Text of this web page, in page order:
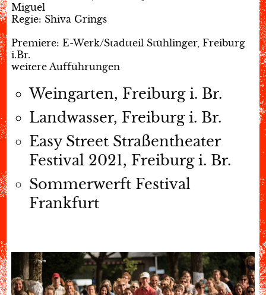
Miguel
Regie: Shiva Grings
Premiere: E-Werk/Stadtteil Stühlinger, Freiburg
i.Br.
weitere Aufführungen
Weingarten, Freiburg i. Br.
Landwasser, Freiburg i. Br.
Easy Street Straßentheater
Festival 2021, Freiburg i. Br.
Sommerwerft Festival
Frankfurt